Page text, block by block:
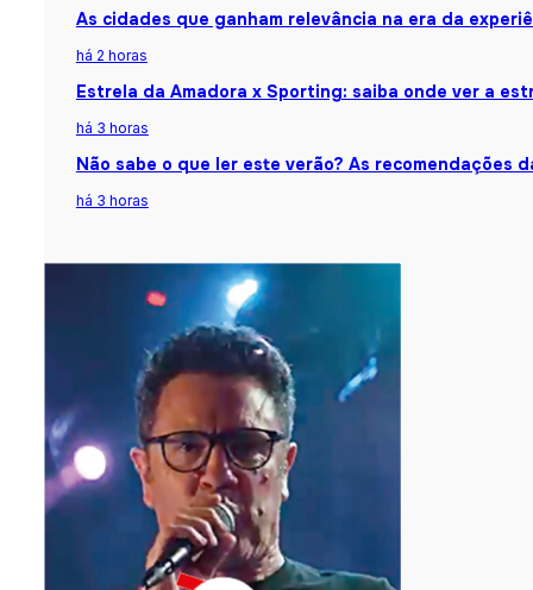
As cidades que ganham relevância na era da
há 2 horas
Estrela da Amadora x Sporting: saiba onde ver a
há 3 horas
Não sabe o que ler este verão? As recomendações
há 3 horas